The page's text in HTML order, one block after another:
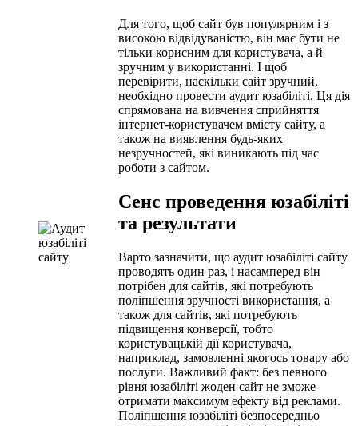
Для того, щоб сайт був популярним і з
високою відвідуваністю, він має бути не
тільки корисним для користувача, а й
зручним у використанні. І щоб
перевірити, наскільки сайт зручний,
необхідно провести аудит юзабіліті. Ця дія
спрямована на вивчення сприйняття
інтернет-користувачем вмісту сайту, а
також на виявлення будь-яких
незручностей, які виникають під час
роботи з сайтом.
Сенс проведення юзабіліті
та результати
Варто зазначити, що аудит юзабіліті сайту
проводять один раз, і насамперед він
потрібен для сайтів, які потребують
поліпшення зручності використання, а
також для сайтів, які потребують
підвищення конверсії, тобто
користувацькій дії користувача,
наприклад, замовленні якогось товару або
послуги. Важливий факт: без певного
рівня юзабіліті жоден сайт не зможе
отримати максимум ефекту від реклами.
Поліпшення юзабіліті безпосередньо